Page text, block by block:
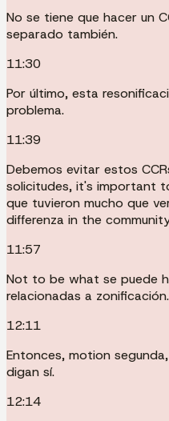
No se tiene que hacer un
separado también.
11:30
Por último, esta
problema.
11:39
Debemos evitar estos
solicitudes, it's important
que tuvieron mucho que
differenza in the
11:57
Not to be what se puede
relacionadas a zonificación.
12:11
Entonces, motion
digan sí.
12:14